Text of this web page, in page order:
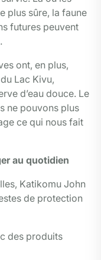
plus sûre, la faune
futures peuvent
ont, en plus,
Lac Kivu,
d’eau douce. Le
ne pouvons plus
ce qui nous fait
au quotidien
Katikomu John
de protection
des produits